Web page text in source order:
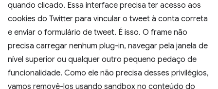
quando clicado. Essa interface precisa ter acesso aos
cookies do Twitter para vincular o tweet à conta correta
e enviar o formulário de tweet. É isso. O frame não
precisa carregar nenhum plug-in, navegar pela janela de
nível superior ou qualquer outro pequeno pedaço de
funcionalidade. Como ele não precisa desses privilégios,
vamos removê-los usando sandbox no conteúdo do